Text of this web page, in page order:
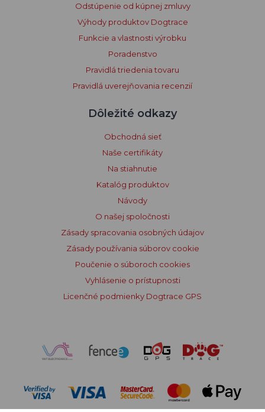
Odstúpenie od kúpnej zmluvy
Výhody produktov Dogtrace
Funkcie a vlastnosti výrobku
Poradenstvo
Pravidlá triedenia tovaru
Pravidlá uverejňovania recenzií
Dôležité odkazy
Obchodná sieť
Naše certifikáty
Na stiahnutie
Katalóg produktov
Návody
O našej spoločnosti
Zásady spracovania osobných údajov
Zásady používania súborov cookie
Poučenie o súboroch cookies
Vyhlásenie o prístupnosti
Licenčné podmienky Dogtrace GPS